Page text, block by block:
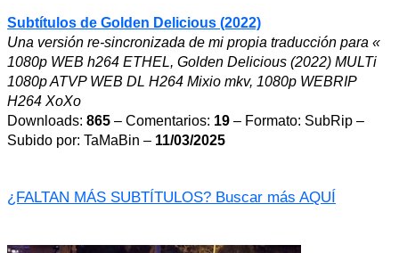
Subtítulos de Golden Delicious (2022)
Una versión re-sincronizada de mi propia traducción para «
1080p WEB h264 ETHEL, Golden Delicious (2022) MULTi
1080p ATVP WEB DL H264 Mixio mkv, 1080p WEBRIP
H264 XoXo
Downloads: 865 – Comentarios: 19 – Formato: SubRip –
Subido por: TaMaBin – 11/03/2025
¿FALTAN MÁS SUBTÍTULOS? Buscar más AQUÍ